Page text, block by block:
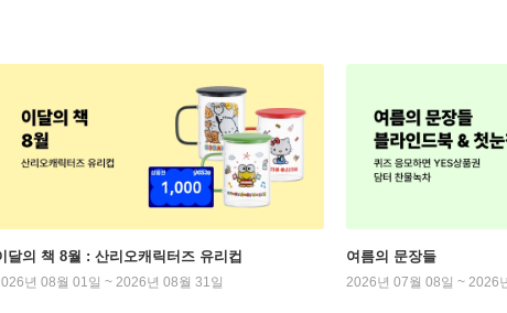
달의 책 8월 : 산리오캐릭터즈 유리컵
년 08월 01일 ~ 2026년 08월 31일
여름의 문장들
2026년 07월 08일 ~ 2026